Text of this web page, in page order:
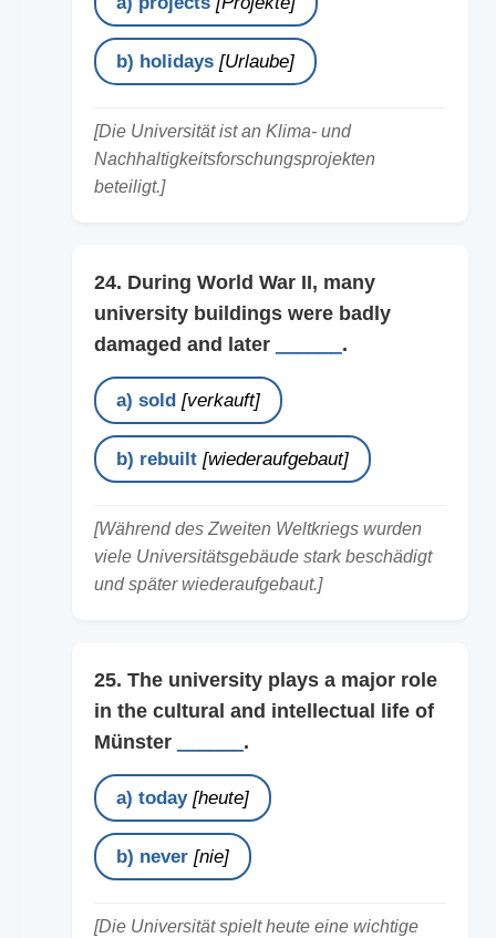
b) holidays [Urlaube]
[Die Universität ist an Klima- und
Nachhaltigkeitsforschungsprojekten
beteiligt.]
24. During World War II, many
university buildings were badly
damaged and later
.
a) sold [verkauft]
b) rebuilt [wiederaufgebaut]
[Während des Zweiten Weltkriegs wurden
viele Universitätsgebäude stark beschädigt
und später wiederaufgebaut.]
25. The university plays a major role
in the cultural and intellectual life of
Münster
.
a) today [heute]
b) never [nie]
[Die Universität spielt heute eine wichtige